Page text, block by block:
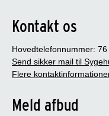
Kontakt os
Hovedtelefonnummer:
Send sikker mail til
Flere
Meld afbud